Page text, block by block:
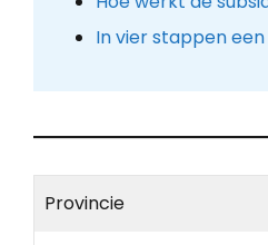
In vier stappen een
Provincie